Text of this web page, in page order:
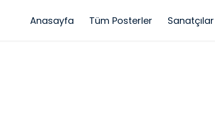
Anasayfa Tüm Posterler Sanatçılar